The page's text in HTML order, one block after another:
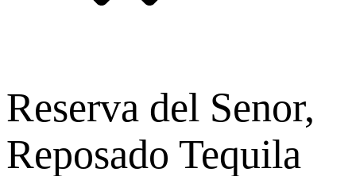
Reserva del Senor,
Reposado Tequila